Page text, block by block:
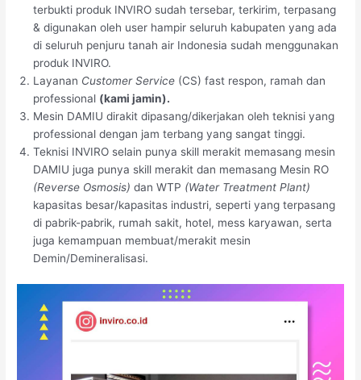
terbukti produk INVIRO sudah tersebar, terkirim, terpasang
& digunakan oleh user hampir seluruh kabupaten yang ada
di seluruh penjuru tanah air Indonesia sudah menggunakan
produk INVIRO.
Layanan Customer Service (CS) fast respon, ramah dan
professional (kami jamin).
Mesin DAMIU dirakit dipasang/dikerjakan oleh teknisi yang
professional dengan jam terbang yang sangat tinggi.
Teknisi INVIRO selain punya skill merakit memasang mesin
DAMIU juga punya skill merakit dan memasang Mesin RO
(Reverse Osmosis) dan WTP (Water Treatment Plant)
kapasitas besar/kapasitas industri, seperti yang terpasang
di pabrik-pabrik, rumah sakit, hotel, mess karyawan, serta
juga kemampuan membuat/merakit mesin
Demin/Demineralisasi.